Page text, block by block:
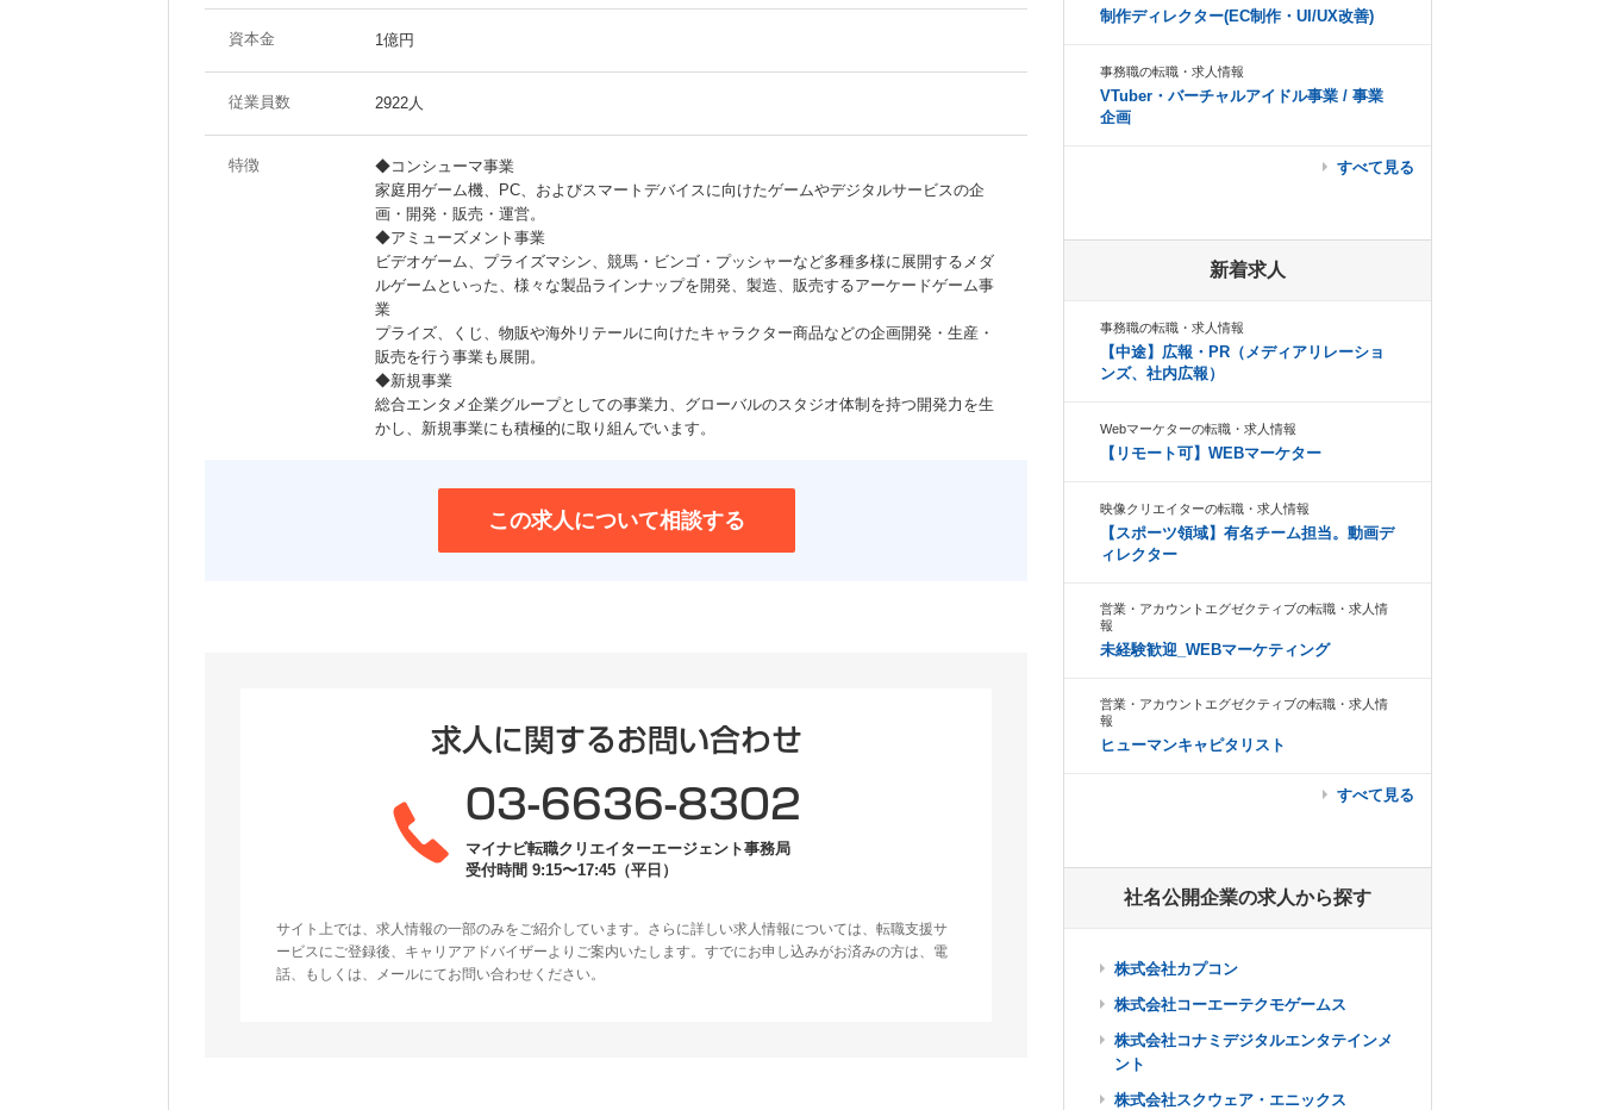
資本金 1億円
従業員数 2922人
特徴
◆コンシューマ事業
家庭用ゲーム機、PC、およびスマートデバイスに向けたゲームやデジタルサービスの企
画・開発・販売・運営。
◆アミューズメント事業
ビデオゲーム、プライズマシン、競馬・ビンゴ・プッシャーなど多種多様に展開するメダ
ルゲームといった、様々な製品ラインナップを開発、製造、販売するアーケードゲーム事
業
プライズ、くじ、物販や海外リテールに向けたキャラクター商品などの企画開発・生産・
販売を行う事業も展開。
◆新規事業
総合エンタメ企業グループとしての事業力、グローバルのスタジオ体制を持つ開発力を生
かし、新規事業にも積極的に取り組んでいます。
この求人について相談する
求人に関するお問い合わせ
03-6636-8302
マイナビ転職クリエイターエージェント事務局
受付時間 9:15〜17:45（平日）
サイト上では、求人情報の一部のみをご紹介しています。さらに詳しい求人情報については、転職支援サ
ービスにご登録後、キャリアアドバイザーよりご案内いたします。すでにお申し込みがお済みの方は、電
話、もしくは、メールにてお問い合わせください。
制作ディレクター(EC制作・UI/UX改善)
事務職の転職・求人情報
VTuber・バーチャルアイドル事業 / 事業
企画
すべて見る
新着求人
事務職の転職・求人情報
【中途】広報・PR（メディアリレーショ
ンズ、社内広報）
Webマーケターの転職・求人情報
【リモート可】WEBマーケター
映像クリエイターの転職・求人情報
【スポーツ領域】有名チーム担当。動画デ
ィレクター
営業・アカウントエグゼクティブの転職・求人情
報
未経験歓迎_WEBマーケティング
営業・アカウントエグゼクティブの転職・求人情
報
ヒューマンキャピタリスト
すべて見る
社名公開企業の求人から探す
株式会社カプコン
株式会社コーエーテクモゲームス
株式会社コナミデジタルエンタテインメ
ント
株式会社スクウェア・エニックス